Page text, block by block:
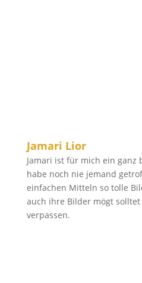
Jamari Lior
Jamari ist für mich ein ganz
habe noch nie jemand
einfachen Mitteln so tolle
auch ihre Bilder mögt
verpassen.